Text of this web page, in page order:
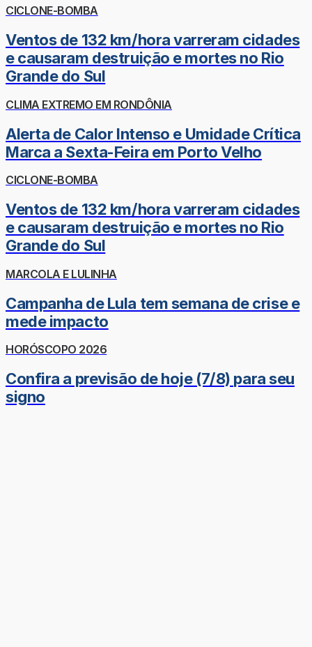
CICLONE-BOMBA
Ventos de 132 km/hora varreram cidades
e causaram destruição e mortes no Rio
Grande do Sul
CLIMA EXTREMO EM RONDÔNIA
Alerta de Calor Intenso e Umidade Crítica
Marca a Sexta-Feira em Porto Velho
CICLONE-BOMBA
Ventos de 132 km/hora varreram cidades
e causaram destruição e mortes no Rio
Grande do Sul
MARCOLA E LULINHA
Campanha de Lula tem semana de crise e
mede impacto
HORÓSCOPO 2026
Confira a previsão de hoje (7/8) para seu
signo